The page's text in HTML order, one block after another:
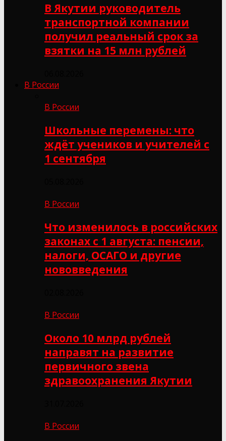
В Якутии руководитель
транспортной компании
получил реальный срок за
взятки на 15 млн рублей
В России
В России
Школьные перемены: что
ждёт учеников и учителей с
1 сентября
В России
Что изменилось в российских
законах с 1 августа: пенсии,
налоги, ОСАГО и другие
нововведения
В России
Около 10 млрд рублей
направят на развитие
первичного звена
здравоохранения Якутии
В России